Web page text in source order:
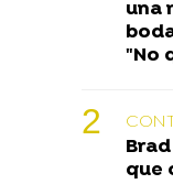
una
"No
que